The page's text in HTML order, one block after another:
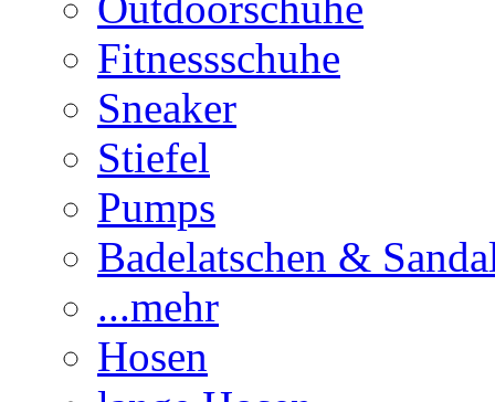
Fitnessschuhe
Sneaker
Stiefel
Pumps
Badelatschen &
...mehr
Hosen